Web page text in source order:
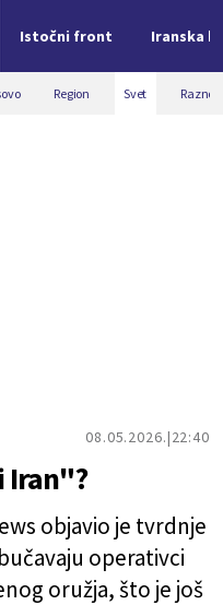
Istočni front Iranska
Region Svet Razno
08.05.2026. 22:40
Iran"?
objavio je tvrdnje
operativci
oružja, što je još